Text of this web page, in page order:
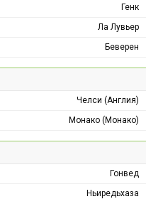
Генк
Ла Лувьер
Беверен
Челси (Англия)
Монако (Монако)
Гонвед
Ньиредьхаза